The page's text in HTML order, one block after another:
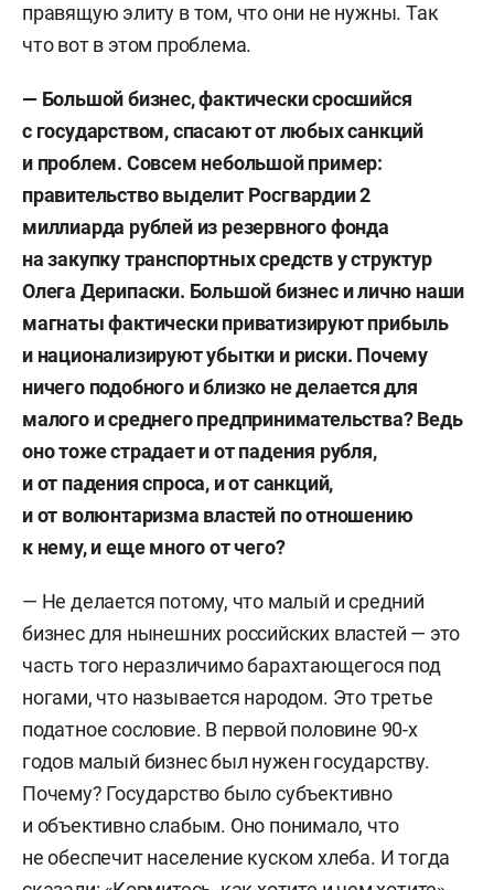
правящую элиту в том, что они не нужны. Так
что вот в этом проблема.
— Большой бизнес, фактически сросшийся
с государством, спасают от любых санкций
и проблем. Совсем небольшой пример:
правительство выделит Росгвардии2
миллиарда рублей из резервного фонда
на закупку транспортных средств у структур
Олега Дерипаски. Большой бизнес и лично наши
магнатыфактическиприватизируют прибыль
и национализируютубытки и риски. Почему
ничего подобного и близко не делается для
малого и среднего предпринимательства? Ведь
онотоже страдает и от падения рубля,
и от падения спроса, и от санкций,
и от волюнтаризма властей по отношению
к нему, и еще много от чего?
— Не делается потому, что малый и средний
бизнес для нынешних российских властей — это
часть того неразличимо барахтающегося под
ногами, что называется народом. Это третье
податное сословие. В первой половине 90-х
годов малый бизнес был нужен государству.
Почему? Государство было субъективно
и объективно слабым. Оно понимало, что
не обеспечит население куском хлеба. И тогда